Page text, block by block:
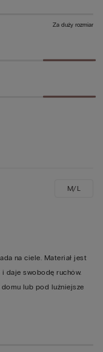
Za duży rozmiar
na ciele. Materiał jest
daje swobodę ruchów.
lub pod luźniejsze
M/L